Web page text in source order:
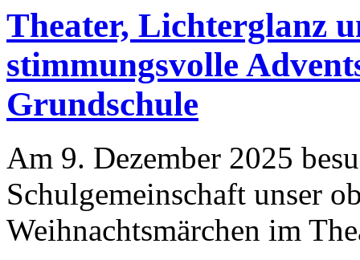
Theater, Lichterglanz
stimmungsvolle
Grundschule
Am 9. Dezember 2025
Schulgemeinschaft unser
Weihnachtsmärchen im